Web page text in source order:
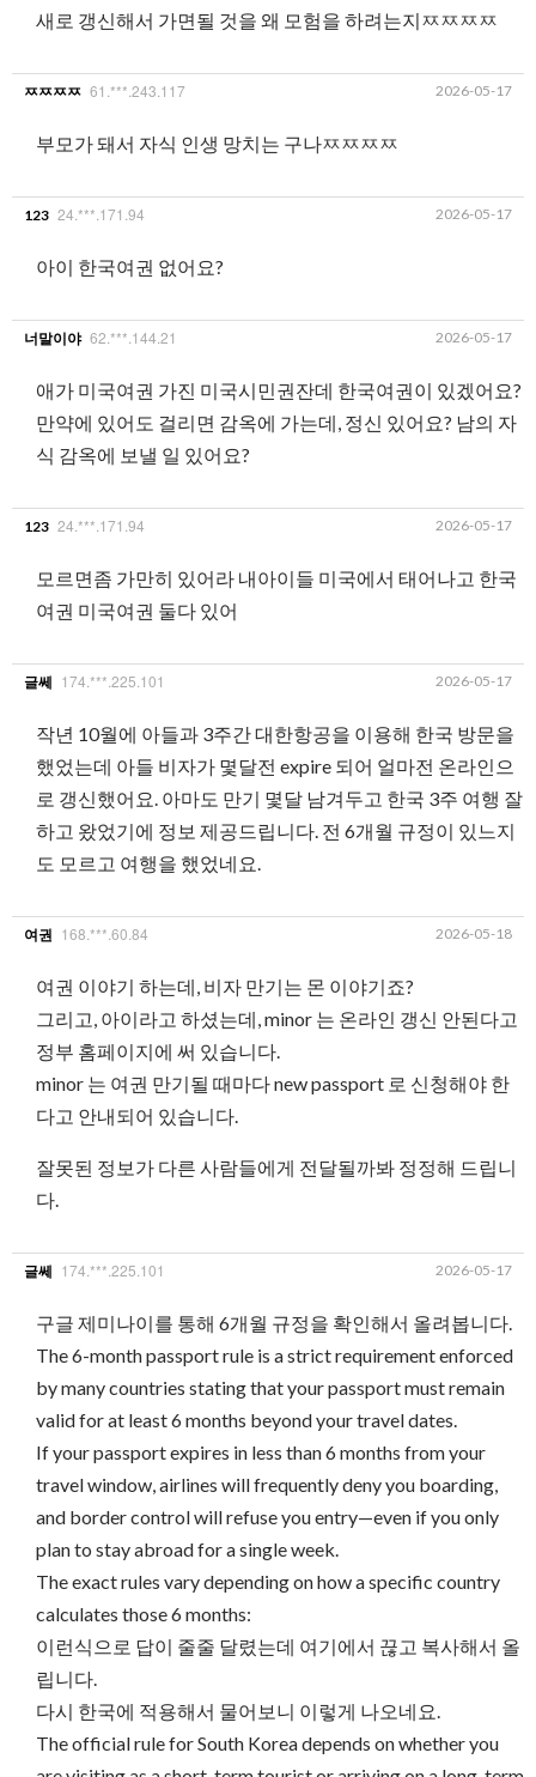
새로 갱신해서 가면될 것을 왜 모험을 하려는지ㅉㅉㅉㅉ
ㅉㅉㅉㅉ 61.***.243.117 2026-05-17
부모가 돼서 자식 인생 망치는 구나ㅉㅉㅉㅉ
123 24.***.171.94 2026-05-17
아이 한국여권 없어요?
너말이야 62.***.144.21 2026-05-17
애가 미국여권 가진 미국시민권잔데 한국여권이 있겠어요?
만약에 있어도 걸리면 감옥에 가는데, 정신 있어요? 남의 자
식 감옥에 보낼 일 있어요?
123 24.***.171.94 2026-05-17
모르면좀 가만히 있어라 내아이들 미국에서 태어나고 한국
여권 미국여권 둘다 있어
글쎄 174.***.225.101 2026-05-17
작년 10월에 아들과 3주간 대한항공을 이용해 한국 방문을
했었는데 아들 비자가 몇달전 expire 되어 얼마전 온라인으
로 갱신했어요. 아마도 만기 몇달 남겨두고 한국 3주 여행 잘
하고 왔었기에 정보 제공드립니다. 전 6개월 규정이 있느지
도 모르고 여행을 했었네요.
여권 168.***.60.84 2026-05-18
여권 이야기 하는데, 비자 만기는 몬 이야기죠?
그리고, 아이라고 하셨는데, minor 는 온라인 갱신 안된다고
정부 홈페이지에 써 있습니다.
minor 는 여권 만기될 때마다 new passport 로 신청해야 한
다고 안내되어 있습니다.
잘못된 정보가 다른 사람들에게 전달될까봐 정정해 드립니
다.
글쎄 174.***.225.101 2026-05-17
구글 제미나이를 통해 6개월 규정을 확인해서 올려봅니다.
The 6-month passport rule is a strict requirement enforced
by many countries stating that your passport must remain
valid for at least 6 months beyond your travel dates.
​If your passport expires in less than 6 months from your
travel window, airlines will frequently deny you boarding,
and border control will refuse you entry—even if you only
plan to stay abroad for a single week.
​The exact rules vary depending on how a specific country
calculates those 6 months:
이런식으로 답이 줄줄 달렸는데 여기에서 끊고 복사해서 올
립니다.
다시 한국에 적용해서 물어보니 이렇게 나오네요.
The official rule for South Korea depends on whether you